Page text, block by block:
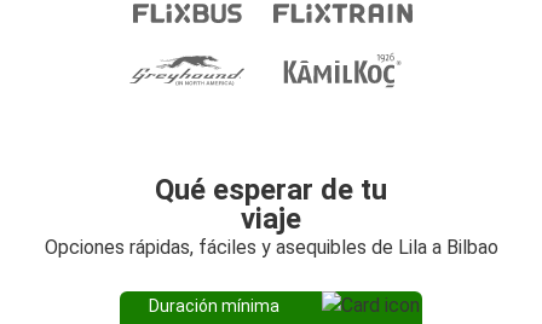
Qué esperar de tu
viaje
Opciones rápidas, fáciles y asequibles de Lila a Bilbao
Duración mínima